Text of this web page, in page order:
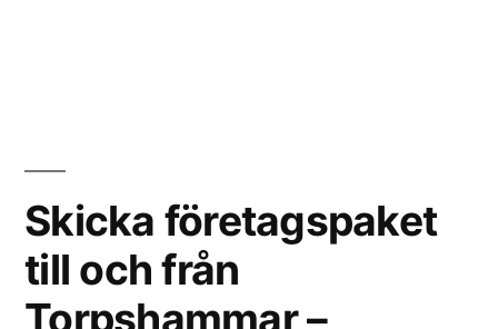
Skicka företagspaket
till och från
Torpshammar –